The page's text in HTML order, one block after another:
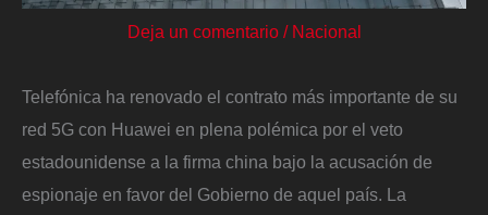
Deja un comentario / Nacional
Telefónica ha renovado el contrato más importante de su
red 5G con Huawei en plena polémica por el veto
estadounidense a la firma china bajo la acusación de
espionaje en favor del Gobierno de aquel país. La